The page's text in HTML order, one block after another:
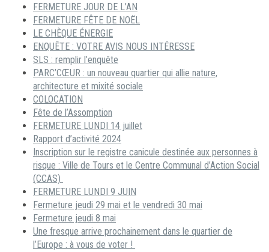
FERMETURE JOUR DE L’AN
FERMETURE FÊTE DE NOËL
LE CHÈQUE ÉNERGIE
ENQUÊTE : VOTRE AVIS NOUS INTÉRESSE
SLS : remplir l’enquête
PARC’CŒUR : un nouveau quartier qui allie nature,
architecture et mixité sociale
COLOCATION
Fête de l’Assomption
FERMETURE LUNDI 14 juillet
Rapport d’activité 2024
Inscription sur le registre canicule destinée aux personnes à
risque : Ville de Tours et le Centre Communal d’Action Social
(CCAS)
FERMETURE LUNDI 9 JUIN
Fermeture jeudi 29 mai et le vendredi 30 mai
Fermeture jeudi 8 mai
Une fresque arrive prochainement dans le quartier de
l’Europe : à vous de voter !